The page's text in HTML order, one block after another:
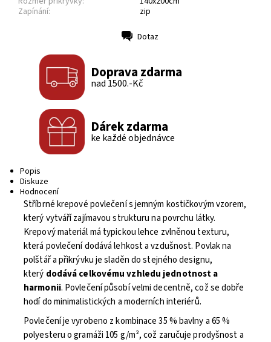
Zapínání:
zip
Dotaz
Doprava zdarma
nad 1500.-Kč
Dárek zdarma
ke každé objednávce
Popis
Diskuze
Hodnocení
Stříbrné krepové povlečení s jemným kostičkovým vzorem,
který vytváří zajímavou strukturu na povrchu látky.
Krepový materiál má typickou lehce zvlněnou texturu,
která povlečení dodává lehkost a vzdušnost. Povlak na
polštář a přikrývku je sladěn do stejného designu,
který dodává celkovému vzhledu jednotnost a
harmonii. Povlečení působí velmi decentně, což se dobře
hodí do minimalistických a moderních interiérů.
Povlečení je vyrobeno z kombinace 35 % bavlny a 65 %
polyesteru o gramáži 105 g/m², což zaručuje prodyšnost a